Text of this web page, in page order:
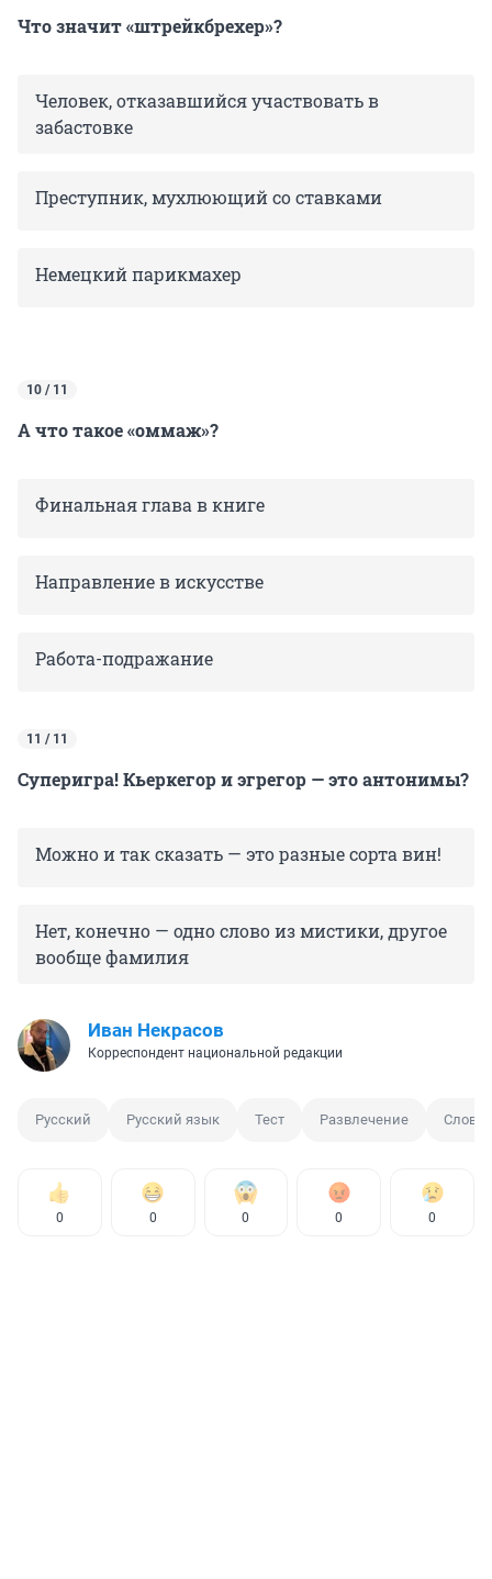
Что значит «штрейкбрехер»?
Человек, отказавшийся участвовать в
забастовке
Преступник, мухлюющий со ставками
Немецкий парикмахер
10 / 11
А что такое «оммаж»?
Финальная глава в книге
Направление в искусстве
Работа-подражание
11 / 11
Суперигра! Кьеркегор и эгрегор — это антонимы?
Можно и так сказать — это разные сорта вин!
Нет, конечно — одно слово из мистики, другое
вообще фамилия
Иван Некрасов
Корреспондент национальной редакции
Русский Русский язык Тест Развлечение Слова
0 0 0 0 0